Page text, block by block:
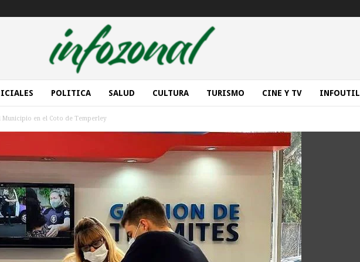
POLITICA SALUD CULTURA TURISMO CINE Y TV INFOUTIL
Municipio en el Coto de Temperley